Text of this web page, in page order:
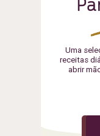
Uma
receitas
abrir